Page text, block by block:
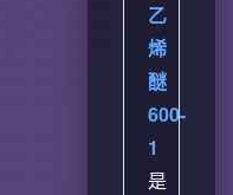
乙
烯
醚
600-
1
是